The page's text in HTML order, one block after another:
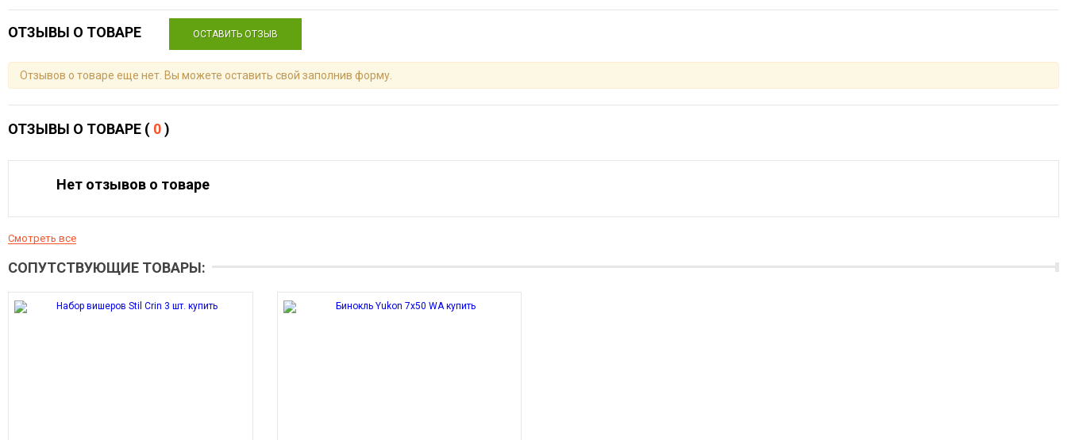
ОТЗЫВЫ О ТОВАРЕ ОСТАВИТЬ ОТЗЫВ
Отзывов о товаре еще нет. Вы можете оставить свой заполнив форму.
ОТЗЫВЫ О ТОВАРЕ ( 0)
Нет отзывов о товаре
Смотреть все
СОПУТСТВУЮЩИЕ ТОВАРЫ: